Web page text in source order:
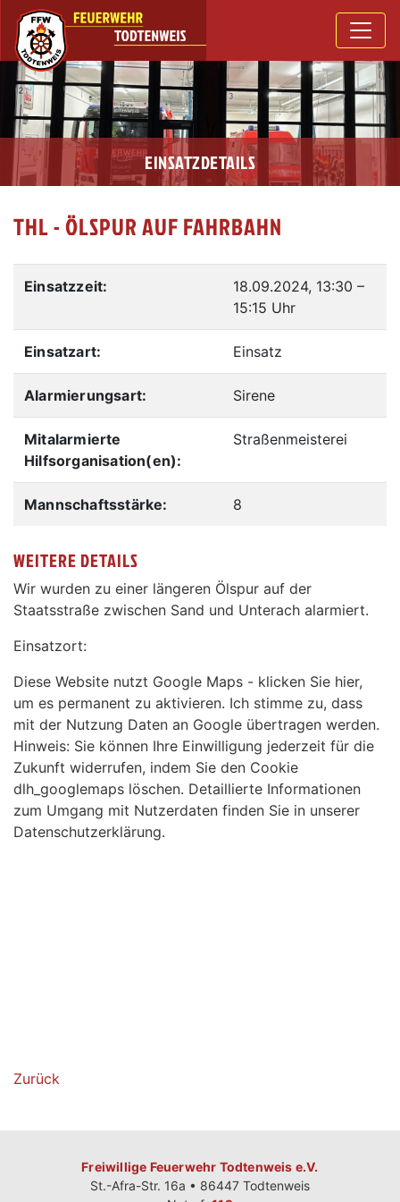
EINSATZDETAILS
THL - ÖLSPUR AUF FAHRBAHN
Einsatzzeit: 18.09.2024, 13:30 –
15:15 Uhr
Einsatzart: Einsatz
Alarmierungsart: Sirene
Mitalarmierte
Hilfsorganisation(en):
Straßenmeisterei
Mannschaftsstärke: 8
WEITERE DETAILS
Wir wurden zu einer längeren Ölspur auf der
Staatsstraße zwischen Sand und Unterach alarmiert.
Einsatzort:
Diese Website nutzt Google Maps - klicken Sie hier,
um es permanent zu aktivieren. Ich stimme zu, dass
mit der Nutzung Daten an Google übertragen werden.
Hinweis: Sie können Ihre Einwilligung jederzeit für die
Zukunft widerrufen, indem Sie den Cookie
dlh_googlemaps löschen. Detaillierte Informationen
zum Umgang mit Nutzerdaten finden Sie in unserer
Datenschutzerklärung.
Zurück
Freiwillige Feuerwehr Todtenweis e.V.
St.-Afra-Str. 16a • 86447 Todtenweis